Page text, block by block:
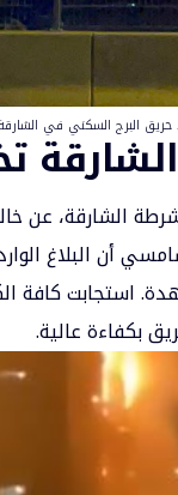
حريق البرج السكني في
الشارقة، عن
أن البلاغ
استجابت كافة
بكفاءة عالية.